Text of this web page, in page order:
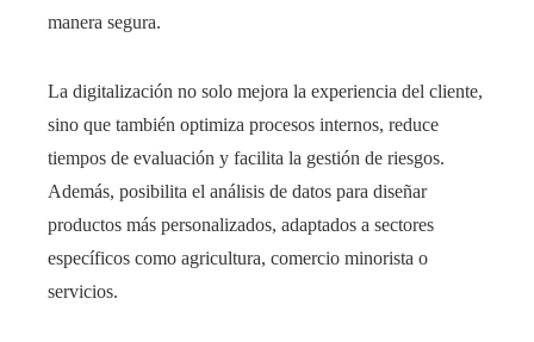
manera segura.
La digitalización no solo mejora la experiencia del cliente,
sino que también optimiza procesos internos, reduce
tiempos de evaluación y facilita la gestión de riesgos.
Además, posibilita el análisis de datos para diseñar
productos más personalizados, adaptados a sectores
específicos como agricultura, comercio minorista o
servicios.